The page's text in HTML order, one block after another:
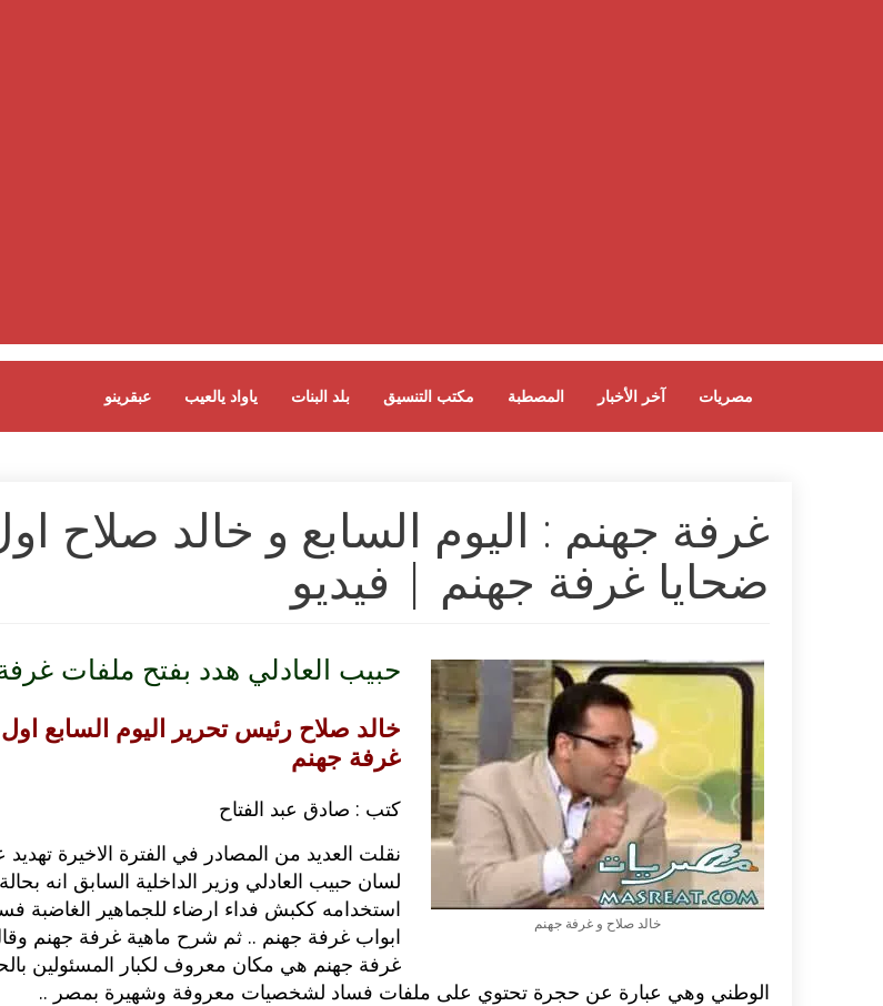
عبقرينو ياواد يالعيب بلد البنات مكتب التنسيق المصطبة آخر الأخبار مصريات
غرفة جهنم : اليوم السابع و خالد صلاح
ضحايا غرفة جهنم | فيديو
خالد صلاح و غرفة جهنم
حبيب العادلي هدد بفتح ملفات
خالد صلاح رئيس تحرير اليوم السابع
غرفة جهنم
كتب : صادق عبد الفتاح
نقلت العديد من المصادر في الفترة الاخيرة
لسان حبيب العادلي وزير الداخلية السابق انه بحالة
استخدامه ككبش فداء ارضاء للجماهير الغاضبة
ابواب غرفة جهنم .. ثم شرح ماهية غرفة جهنم
غرفة جهنم هي مكان معروف لكبار المسئولين
الوطني وهي عبارة عن حجرة تحتوي على ملفات فساد لشخصيات معروفة وشهيرة بمصر ..